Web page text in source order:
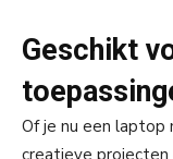
Geschikt
Of je nu een laptop